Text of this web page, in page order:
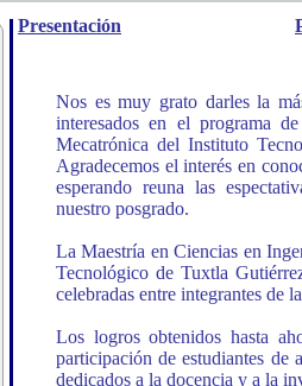
Presentación
Nos es muy grato darles la
interesados en el programa
Mecatrónica del Instituto
Agradecemos el interés en
esperando reuna las
nuestro posgrado.
La Maestría en Ciencias en
Tecnológico de Tuxtla
celebradas entre integrantes de
Los logros obtenidos hasta
participación de estudiantes de
dedicados a la docencia y a la